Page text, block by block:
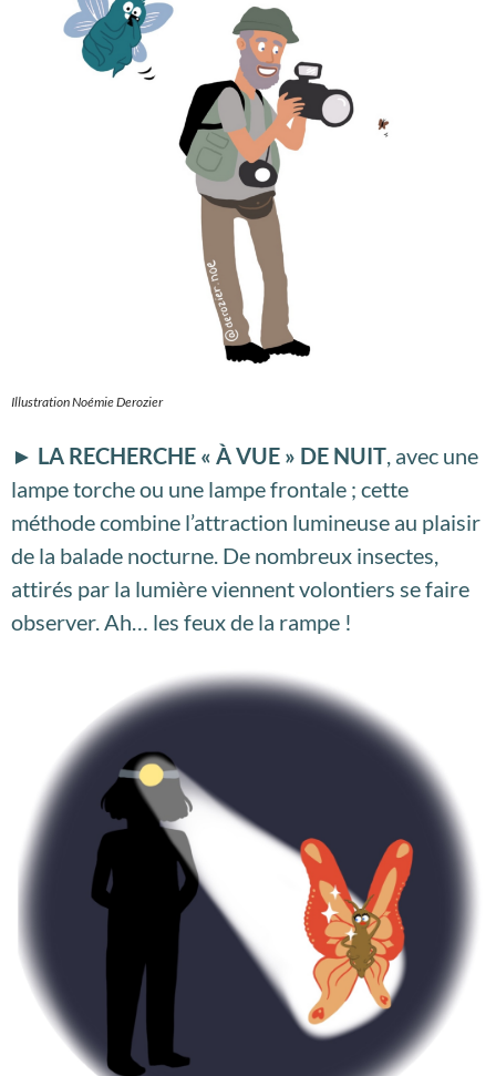
Illustration Noémie Derozier
► LA RECHERCHE « À VUE » DE NUIT, avec une
lampe torche ou une lampe frontale ; cette
méthode combine l’attraction lumineuse au plaisir
de la balade nocturne. De nombreux insectes,
attirés par la lumière viennent volontiers se faire
observer. Ah… les feux de la rampe !